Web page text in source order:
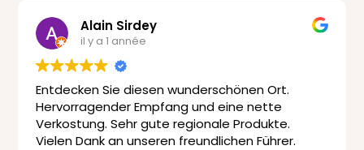
Alain Sirdey
il y a 1 année
Entdecken Sie diesen wunderschönen Ort.
Hervorragender Empfang und eine nette
Verkostung. Sehr gute regionale Produkte.
Vielen Dank an unseren freundlichen Führer.